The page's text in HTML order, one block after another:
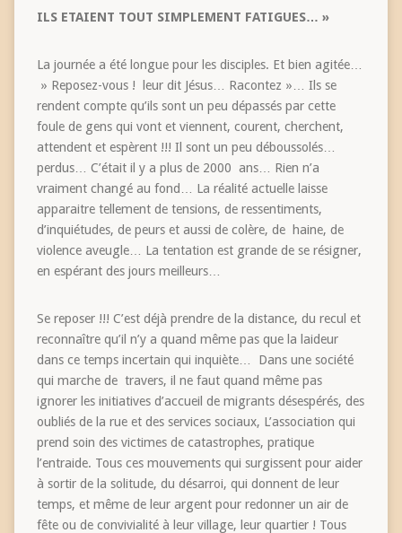
ILS ETAIENT TOUT SIMPLEMENT FATIGUES… »
La journée a été longue pour les disciples. Et bien agitée…
» Reposez-vous ! leur dit Jésus… Racontez »… Ils se
rendent compte qu’ils sont un peu dépassés par cette
foule de gens qui vont et viennent, courent, cherchent,
attendent et espèrent !!! Il sont un peu déboussolés…
perdus… C’était il y a plus de 2000 ans… Rien n’a
vraiment changé au fond… La réalité actuelle laisse
apparaitre tellement de tensions, de ressentiments,
d’inquiétudes, de peurs et aussi de colère, de haine, de
violence aveugle… La tentation est grande de se résigner,
en espérant des jours meilleurs…
Se reposer !!! C’est déjà prendre de la distance, du recul et
reconnaître qu’il n’y a quand même pas que la laideur
dans ce temps incertain qui inquiète… Dans une société
qui marche de travers, il ne faut quand même pas
ignorer les initiatives d’accueil de migrants désespérés, des
oubliés de la rue et des services sociaux, L’association qui
prend soin des victimes de catastrophes, pratique
l’entraide. Tous ces mouvements qui surgissent pour aider
à sortir de la solitude, du désarroi, qui donnent de leur
temps, et même de leur argent pour redonner un air de
fête ou de convivialité à leur village, leur quartier ! Tous